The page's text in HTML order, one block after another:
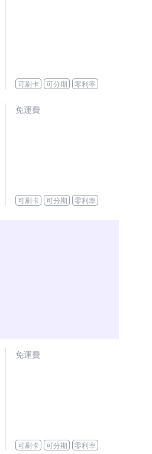
可刷卡 可分期 零利率
免運費
可刷卡 可分期 零利率
免運費
可刷卡 可分期 零利率